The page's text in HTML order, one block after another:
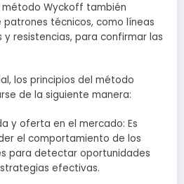
método Wyckoff también
patrones técnicos, como líneas
resistencias, para confirmar las
los principios del método
de la siguiente manera:
y oferta en el mercado: Es
el comportamiento de los
para detectar oportunidades
efectivas.